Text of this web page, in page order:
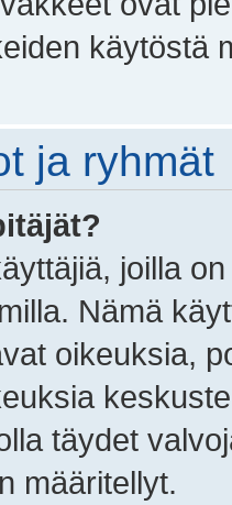
käytöstä
ja ryhmät
joilla
Nämä
oikeuksia,
täydet
määritellyt.